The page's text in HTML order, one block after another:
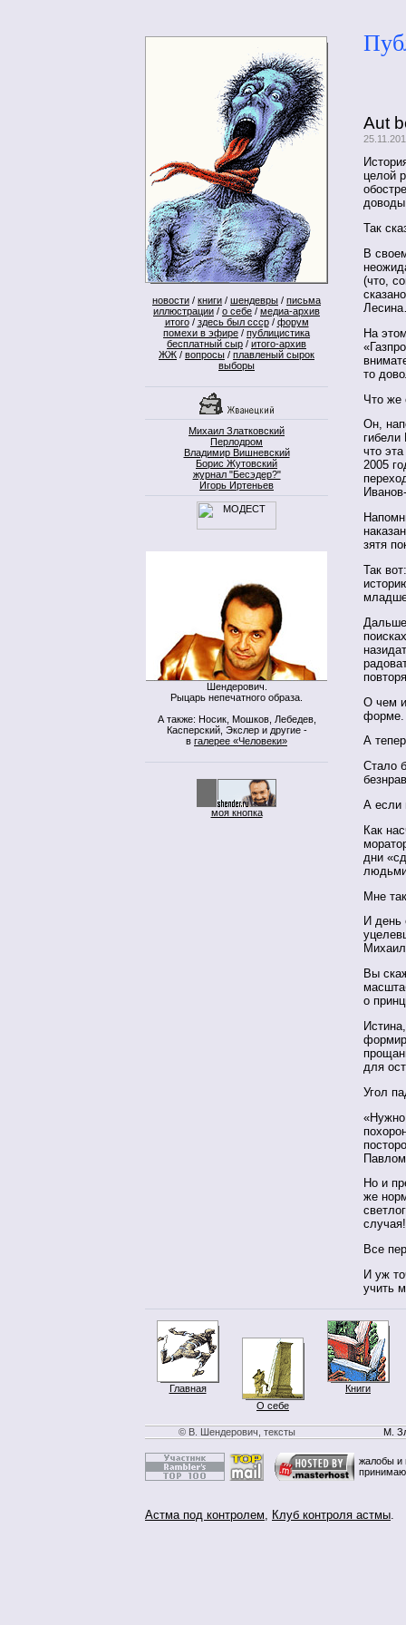
новости / книги / шендевры / письма
иллюстрации / о себе / медиа-архив
итого/ здесь был ссср/ форум
помехи в эфире / публицистика
бесплатный сыр / итого-архив
ЖЖ / вопросы / плавленый сырок
выборы
Михаил Златковский
Перлодром
Владимир Вишневский
Борис Жутовский
журнал "Бесэдер?"
Игорь Иртеньев
Шендерович.
Рыцарь непечатного образа.
А также: Носик, Мошков, Лебедев,
Касперский, Экслер и другие -
в галерее «Человеки»
моя кнопка
Aut
целой
доводы
Так
В
(что,
На
то
Что же
Он,
что
2005
зятя
Так
О чем
форме.
А
Стало
А если
Как
дни
Мне
И день
Вы
о
для
Угол
«Нужно
Но и
же
Все
И уж
учить
Главная
О себе
Книги
© В. Шендерович, тексты М.
жалобы и
Астма под контролем, Клуб контроля астмы.